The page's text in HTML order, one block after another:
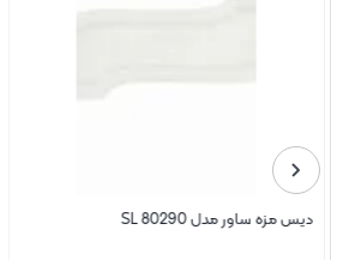
دیس مزه ساور مدل SL 80290